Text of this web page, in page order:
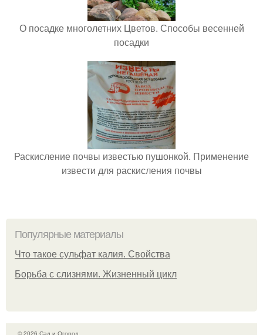
О посадке многолетних Цветов. Способы весенней
посадки
Раскисление почвы известью пушонкой. Применение
извести для раскисления почвы
Популярные материалы
Что такое сульфат калия. Свойства
Борьба с слизнями. Жизненный цикл
© 2026 Сад и Огород